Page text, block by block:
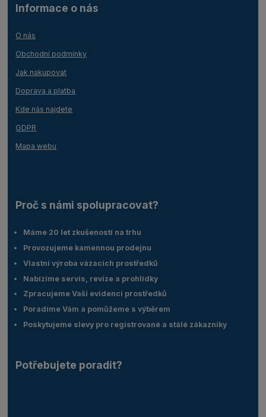
Informace o nás
O nás
Obchodní podmínky
Jak nakupovat
Doprava a platba
Kde nás najdete
GDPR
Mapa webu
Proč s námi spolupracovat?
Máme 20 let zkušeností na trhu
Provozujeme kamennou prodejnu
Vlastní výroba vázacích prostředků
Nabízíme servis, revize a prohlídky
Zpracujeme Vaší evidenci prostředků
Poradíme Vám a pomůžeme s výběrem
Poskytujeme slevy pro registrované a stálé zákazníky
Potřebujete poradit?